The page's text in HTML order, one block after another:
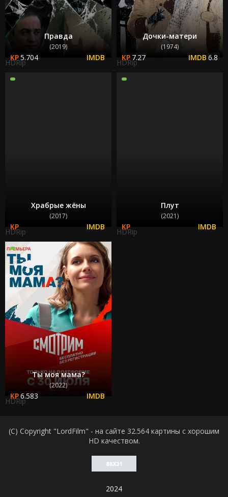
Правда
(2019)
5.704
HDRip
Дочки-матери
(1974)
7.27 6.8
HDRip
Храбрые жёны
(2017)
HDRip
Плут
(2021)
HDRip
Ты моя мама?
(2022)
6.583
HDRip
(C) Copyright "LordFilm" - на сайте 32.564 картины с хорошим
HD качеством.
2024